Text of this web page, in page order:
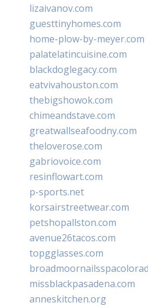
lizaivanov.com
guesttinyhomes.com
home-plow-by-meyer.com
palatelatincuisine.com
blackdoglegacy.com
eatvivahouston.com
thebigshowok.com
chimeandstave.com
greatwallseafoodny.com
theloverose.com
gabriovoice.com
resinflowart.com
p-sports.net
korsairstreetwear.com
petshopallston.com
avenue26tacos.com
topgglasses.com
missblackpasadena.com
anneskitchen.org